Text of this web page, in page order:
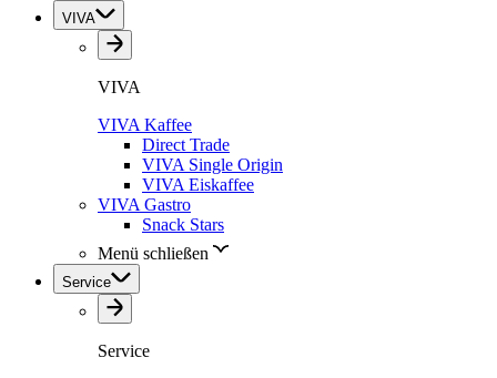
VIVA
VIVA
VIVA Kaffee
Direct Trade
VIVA Single Origin
VIVA Eiskaffee
VIVA Gastro
Snack Stars
Menü schließen
Service
Service